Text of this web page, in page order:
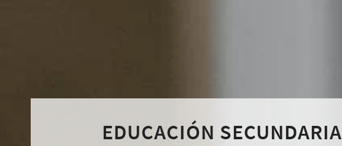
EDUCACIÓN SECUNDARIA